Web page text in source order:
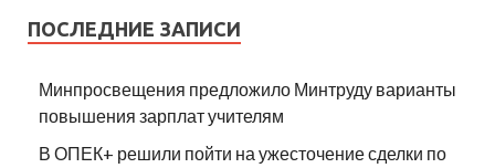
ПОСЛЕДНИЕ ЗАПИСИ
Минпросвещения предложило Минтруду варианты
повышения зарплат учителям
В ОПЕК+ решили пойти на ужесточение сделки по